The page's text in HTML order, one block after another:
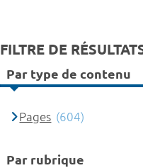
FILTRE DE
Par type de contenu
Pages (604)
Par rubrique